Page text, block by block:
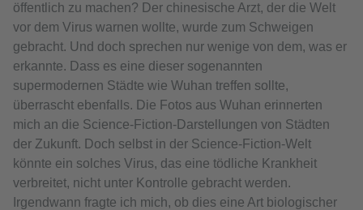
öffentlich zu machen? Der chinesische Arzt, der die Welt
vor dem Virus warnen wollte, wurde zum Schweigen
gebracht. Und doch sprechen nur wenige von dem, was er
erkannte. Dass es eine dieser sogenannten
supermodernen Städte wie Wuhan treffen sollte,
überrascht ebenfalls. Die Fotos aus Wuhan erinnerten
mich an die Science-Fiction-Darstellungen von Städten
der Zukunft. Doch selbst in der Science-Fiction-Welt
könnte ein solches Virus, das eine tödliche Krankheit
verbreitet, nicht unter Kontrolle gebracht werden.
Irgendwann fragte ich mich, ob dies eine Art biologischer